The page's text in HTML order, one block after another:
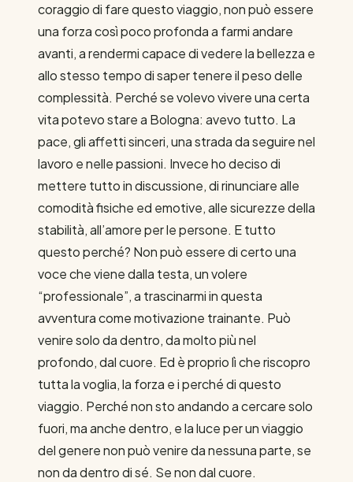
coraggio di fare questo viaggio, non può essere
una forza così poco profonda a farmi andare
avanti, a rendermi capace di vedere la bellezza e
allo stesso tempo di saper tenere il peso delle
complessità. Perché se volevo vivere una certa
vita potevo stare a Bologna: avevo tutto. La
pace, gli affetti sinceri, una strada da seguire nel
lavoro e nelle passioni. Invece ho deciso di
mettere tutto in discussione, di rinunciare alle
comodità fisiche ed emotive, alle sicurezze della
stabilità, all’amore per le persone. E tutto
questo perché? Non può essere di certo una
voce che viene dalla testa, un volere
“professionale”, a trascinarmi in questa
avventura come motivazione trainante. Può
venire solo da dentro, da molto più nel
profondo, dal cuore. Ed è proprio lì che riscopro
tutta la voglia, la forza e i perché di questo
viaggio. Perché non sto andando a cercare solo
fuori, ma anche dentro, e la luce per un viaggio
del genere non può venire da nessuna parte, se
non da dentro di sé. Se non dal cuore.